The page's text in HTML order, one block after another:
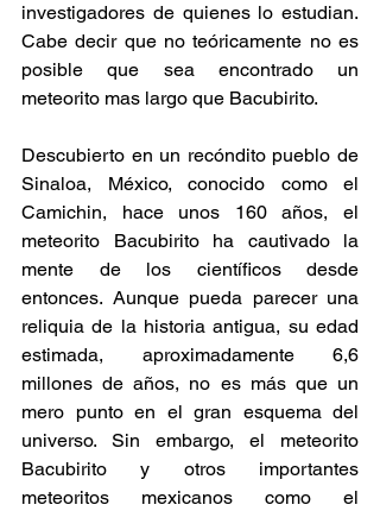
investigadores de quienes lo estudian.
Cabe decir que no teóricamente no es
posible que sea encontrado un
meteorito mas largo que Bacubirito.
Descubierto en un recóndito pueblo de
Sinaloa, México, conocido como el
Camichin, hace unos 160 años, el
meteorito Bacubirito ha cautivado la
mente de los científicos desde
entonces. Aunque pueda parecer una
reliquia de la historia antigua, su edad
estimada, aproximadamente 6,6
millones de años, no es más que un
mero punto en el gran esquema del
universo. Sin embargo, el meteorito
Bacubirito y otros importantes
meteoritos mexicanos como el